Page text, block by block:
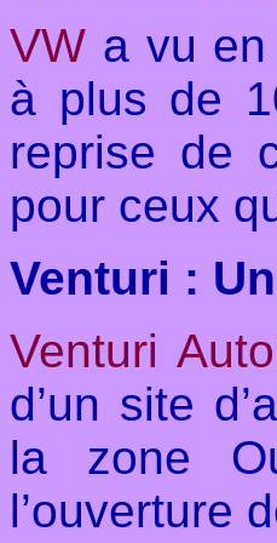
VW a vu
à plus de
reprise de
pour ceux
Venturi :
Venturi
d’un site
la zone
l’ouverture